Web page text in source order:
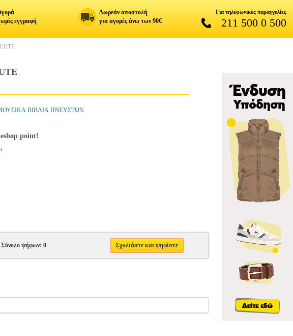
εγγραφή
Δωρεάν αποστολή
για αγορές άνω των 90€
Για τηλεφωνικές παραγγελίες
211 500 0 500
ΜΟΥΣΙΚΑ ΒΙΒΛΙΑ ΠΝΕΥΣΤΩΝ
point!
Σύνολο ψήφων: 0 Σχολιάστε και ψηφίστε